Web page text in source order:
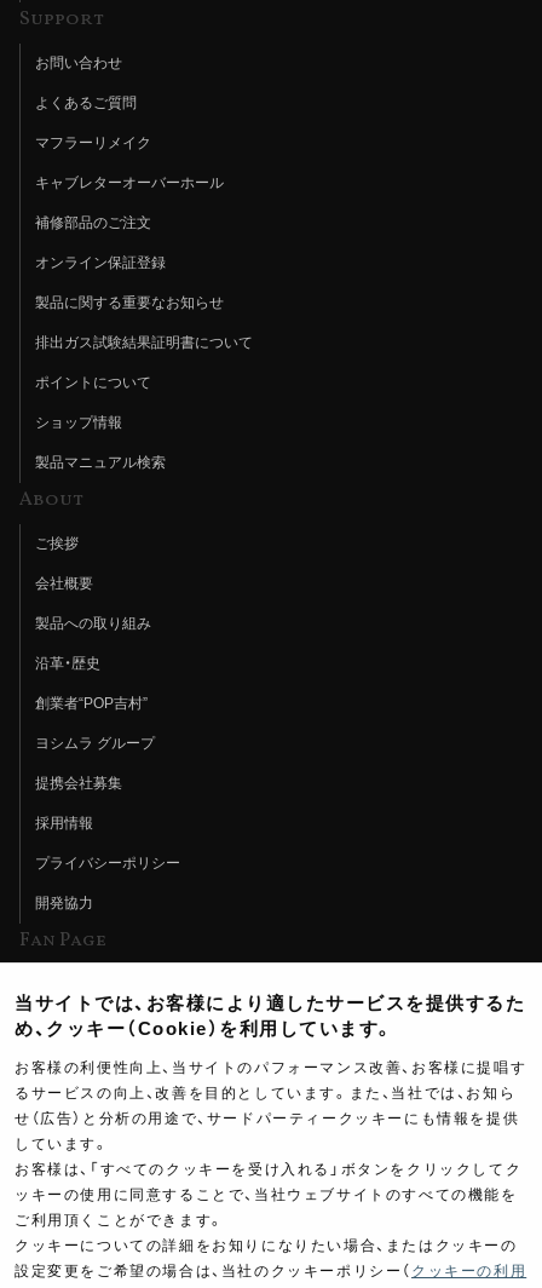
Support
お問い合わせ
よくあるご質問
マフラーリメイク
キャブレターオーバーホール
補修部品のご注文
オンライン保証登録
製品に関する重要なお知らせ
排出ガス試験結果証明書について
ポイントについて
ショップ情報
製品マニュアル検索
About
ご挨拶
会社概要
製品への取り組み
沿革・歴史
創業者“POP吉村”
ヨシムラ グループ
提携会社募集
採用情報
プライバシーポリシー
開発協力
Fan Page
ヨシムラTV
イベント情報
イベントスケジュール
ツーリングブレイクタイム
製品ポスター
当サイトでは、お客様により適したサービスを提供するた
め、クッキー（Cookie）を利用しています。
お客様の利便性向上、当サイトのパフォーマンス改善、お客様に提唱す
るサービスの向上、改善を目的としています。また、当社では、お知ら
せ（広告）と分析の用途で、サードパーティークッキーにも情報を提供
しています。
お客様は、「すべてのクッキーを受け入れる」ボタンをクリックしてク
ッキーの使用に同意することで、当社ウェブサイトのすべての機能を
ご利用頂くことができます。
クッキーについての詳細をお知りになりたい場合、またはクッキーの
設定変更をご希望の場合は、当社のクッキーポリシー（ クッキーの利用